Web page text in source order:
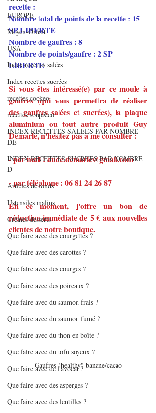
EUROPE
Moyen-Orient
USA
Index recettes salées
Index recettes sucrées
recettes cookeo
recettes soup&co
INDEX RECETTES SALEES PAR NOMBRE
DE
INDEX RECETTES SUCREES PAR NOMBRE
D
Articles de fonds
Ustensiles malins
Crèmes desserts
Que faire avec des courgettes ?
Que faire avec des carottes ?
Que faire avec des courges ?
Que faire avec des poireaux ?
Que faire avec du saumon frais ?
Que faire avec du saumon fumé ?
Que faire avec du thon en boîte ?
Que faire avec du tofu soyeux ?
Que faire avec de l'avocat ?
Que faire avec des asperges ?
Que faire avec des lentilles ?
recette :
Nombre total de points de la recette : 15
SP LIBERTE
Nombre de gaufres : 8
Nombre de points/gaufre : 2 SP
LIBERTE
Si vous êtes intéressé(e) par ce moule à
gaufres (qui vous permettra de réaliser
des gaufres salées et sucrées), la plaque
aluminium ou tout autre produit Guy
Demarle, n'hésitez pas à me consulter :
- par mail : aude.demarle@gmail.com
- par téléphone : 06 81 24 26 87
En ce moment, j'offre un bon de
réduction immédiate de 5 € aux nouvelles
clientes de notre boutique.
Gaufres "healthy" banane/cacao